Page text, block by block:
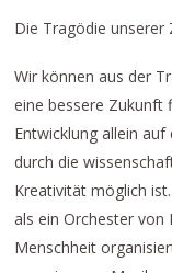
Die Tragödie unserer
Wir können aus der
eine bessere Zukunft
Entwicklung allein
durch die
Kreativität möglich
als ein Orchester von
Menschheit